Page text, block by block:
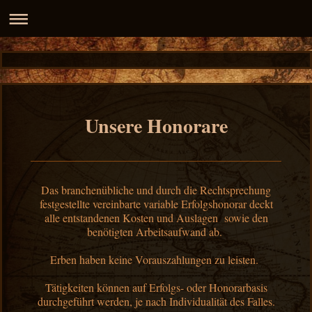
Unsere Honorare
Das branchenübliche und durch die Rechtsprechung
festgestellte vereinbarte variable Erfolgshonorar deckt
alle entstandenen Kosten und Auslagen sowie den
benötigten Arbeitsaufwand ab.
Erben haben keine Vorauszahlungen zu leisten.
Tätigkeiten können auf Erfolgs- oder Honorarbasis
durchgeführt werden, je nach Individualität des Falles.